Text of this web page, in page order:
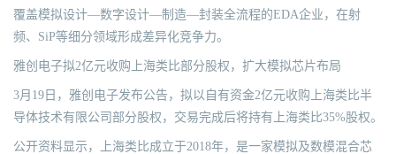
覆盖模拟设计—数字设计—制造—封装全流程的EDA企业，在射
频、SiP等细分领域形成差异化竞争力。
雅创电子拟2亿元收购上海类比部分股权，扩大模拟芯片布局
3月19日，雅创电子发布公告，拟以自有资金2亿元收购上海类比半
导体技术有限公司部分股权，交易完成后将持有上海类比35%股权。
公开资料显示，上海类比成立于2018年，是一家模拟及数模混合芯